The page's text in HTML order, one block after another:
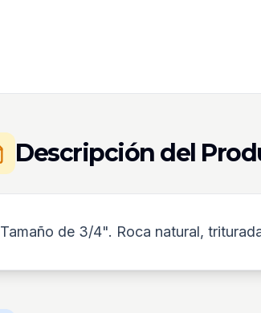
Descripción del
Tamaño de 3/4". Roca natural,